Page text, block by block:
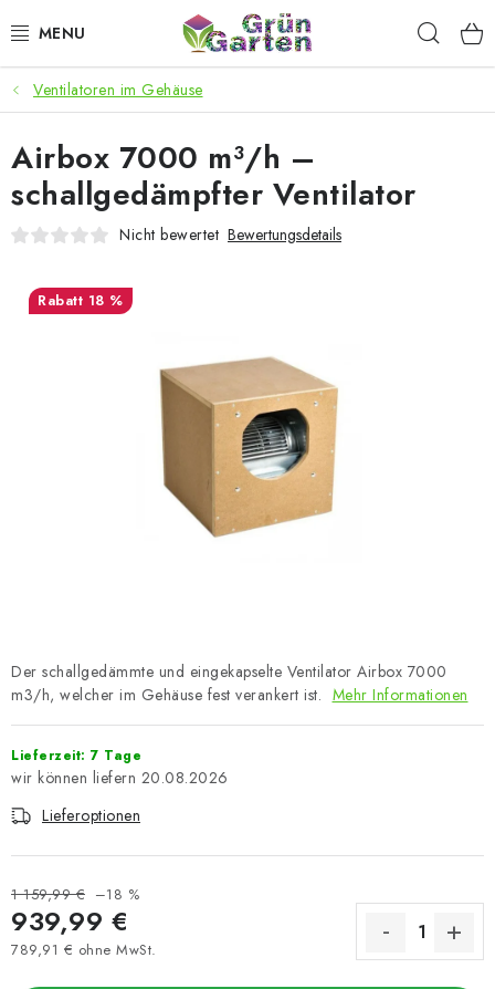
Inhalt
ANGEBOTE
LED PFLANZENLAMPEN
ANBAUBEDARF FÜR DEN HEIMANBAU
SMARTER GARTEN
Kaufberatung AGB
Datenschutzerklärung Impressum
Ventilatoren im Gehäuse
Der schallgedämmte und eingekapselte Ventilator Airbox 7000
m3/h, welcher im Gehäuse fest verankert ist. Mehr Informationen
Lieferzeit: 7 Tage
20.08.2026
Lieferoptionen
1 159,99 € –18 %
939,99 €
789,91 € ohne MwSt.
Airbox 7000 m³/h –
schallgedämpfter Ventilator
Nicht bewertet Bewertungsdetails
18 %